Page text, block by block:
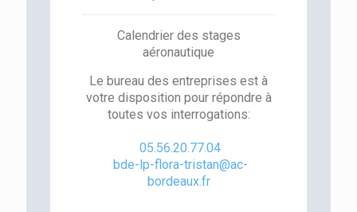
Calendrier des stages
aéronautique
Le bureau des entreprises est à
votre disposition pour répondre à
toutes vos interrogations:
05.56.20.77.04
bde-lp-flora-tristan@ac-
bordeaux.fr